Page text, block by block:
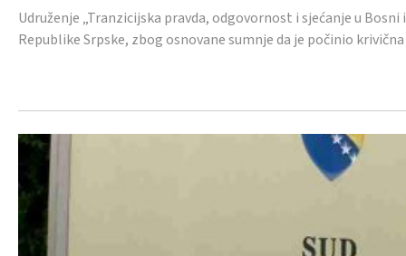
Udruženje „Tranzicijska pravda, odgovornost i sjećanje u
Republike Srpske, zbog osnovane sumnje da je počinio